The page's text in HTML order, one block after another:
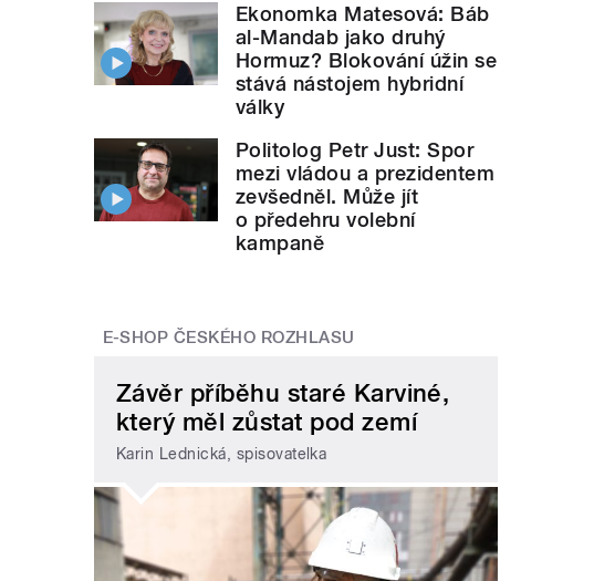
Ekonomka Matesová: Báb
al-Mandab jako druhý
Hormuz? Blokování úžin se
stává nástojem hybridní
války
Politolog Petr Just: Spor
mezi vládou a prezidentem
zevšedněl. Může jít
o předehru volební
kampaně
E-SHOP ČESKÉHO ROZHLASU
Závěr příběhu staré Karviné,
který měl zůstat pod zemí
Karin Lednická, spisovatelka